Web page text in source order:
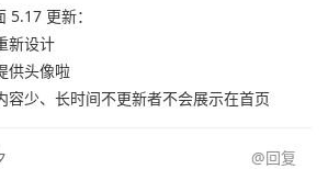
5.17 更新：
新设计
供头像啦
容少、长时间不更新者不会展示在首页
@回复